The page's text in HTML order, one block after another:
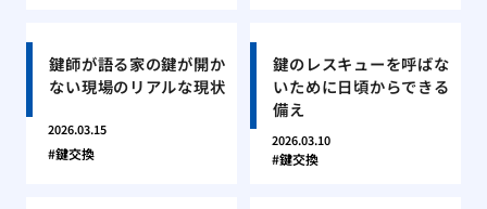
鍵師が語る家の鍵が開か
ない現場のリアルな現状
2026.03.15
鍵交換
鍵のレスキューを呼ばな
いために日頃からできる
備え
2026.03.10
鍵交換